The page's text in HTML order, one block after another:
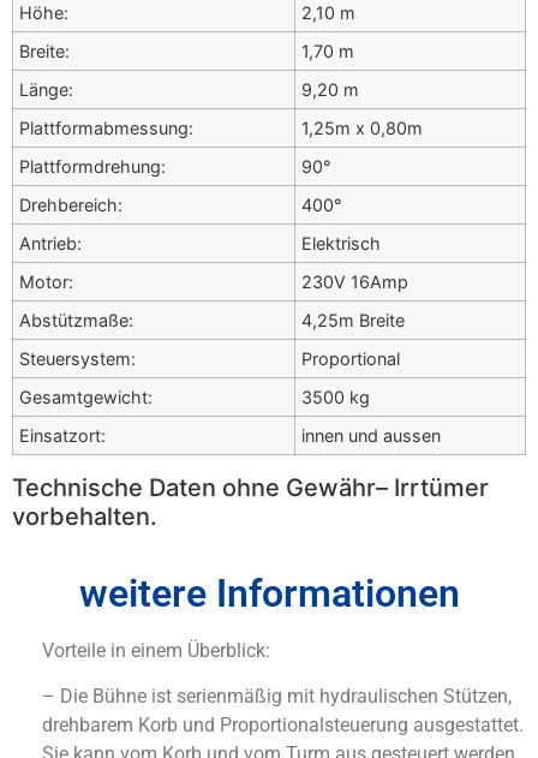
Höhe:
2,10 m
Breite:
1,70 m
Länge:
9,20 m
Plattformabmessung:
1,25m x 0,80m
Plattformdrehung:
90°
Drehbereich:
400°
Antrieb:
Elektrisch
Motor:
230V 16Amp
Abstützmaße:
4,25m Breite
Steuersystem:
Proportional
Gesamtgewicht:
3500 kg
Einsatzort:
innen und aussen
Technische Daten ohne Gewähr– Irrtümer
vorbehalten.
weitere Informationen
Vorteile in einem Überblick:
– Die Bühne ist serienmäßig mit hydraulischen Stützen,
drehbarem Korb und Proportionalsteuerung ausgestattet.